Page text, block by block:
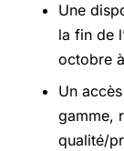
Une
la fin de
octobre
Un
gamme,
qualité/